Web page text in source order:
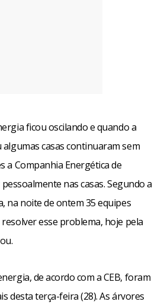
ficou oscilando e quando a
casas continuaram sem
a Companhia Energética de
nas casas. Segundo a
na noite de ontem 35 equipes
esse problema, hoje pela
de acordo com a CEB, foram
desta terça-feira (28). As árvores